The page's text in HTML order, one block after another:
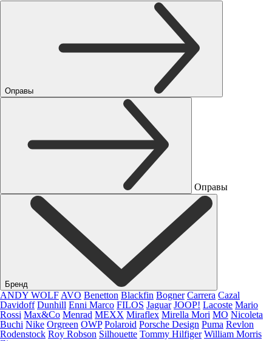
Оправы
Оправы
Бренд
ANDY WOLF AVO Benetton Blackfin Bogner Carrera Cazal
Davidoff Dunhill Enni Marco FILOS Jaguar JOOP! Lacoste Mario
Rossi Max&Co Menrad MEXX Miraflex Mirella Mori MO Nicoleta
Buchi Nike Orgreen OWP Polaroid Porsche Design Puma Revlon
Rodenstock Roy Robson Silhouette Tommy Hilfiger William Morris